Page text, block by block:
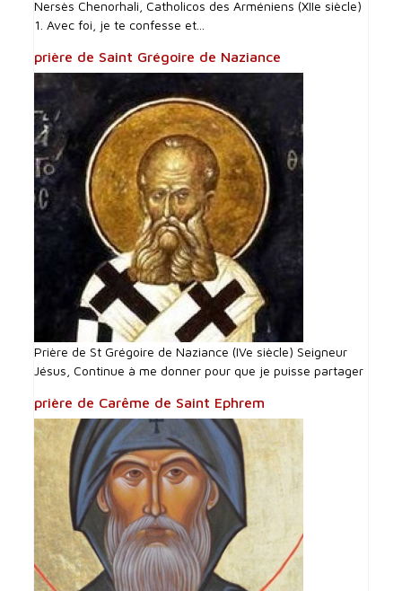
Nersès Chenorhali, Catholicos des Arméniens (XIIe siècle)
1. Avec foi, je te confesse et...
prière de Saint Grégoire de Naziance
Prière de St Grégoire de Naziance (IVe siècle) Seigneur
Jésus, Continue à me donner pour que je puisse partager
prière de Carême de Saint Ephrem